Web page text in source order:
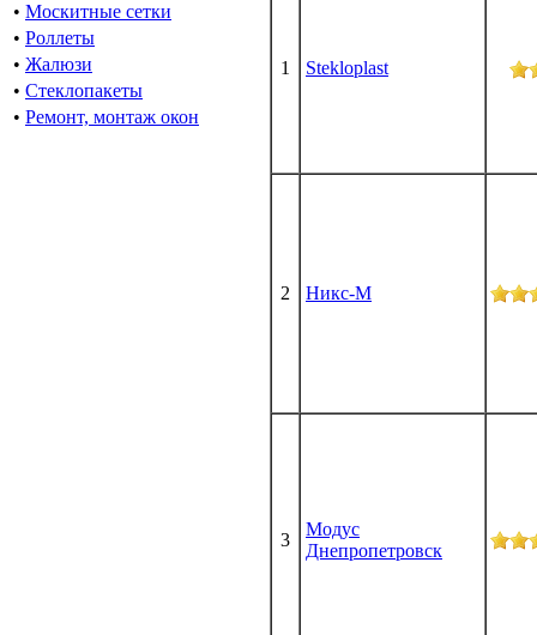
• Москитные сетки
• Роллеты
• Жалюзи
• Стеклопакеты
• Ремонт, монтаж окон
1 Stekloplast
2 Никс-М
3
Модус
Днепропетровск